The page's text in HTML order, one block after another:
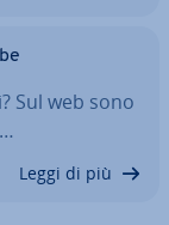
Sul web sono
Leggi di più